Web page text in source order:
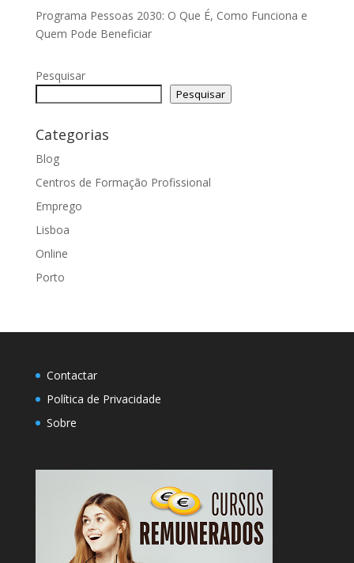
Programa Pessoas 2030: O Que É, Como Funciona e
Quem Pode Beneficiar
Pesquisar
Pesquisar
Categorias
Blog
Centros de Formação Profissional
Emprego
Lisboa
Online
Porto
Contactar
Política de Privacidade
Sobre